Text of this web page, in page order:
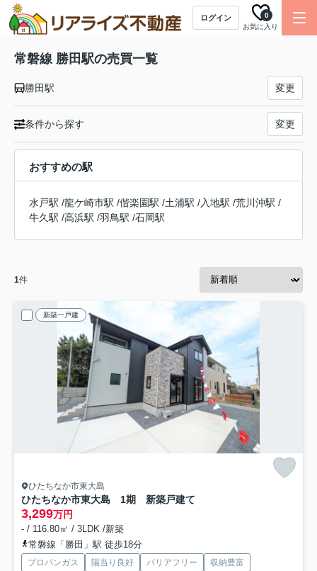
ログイン
お気に入り
0
常磐線 勝田駅の売買一覧
勝田駅 変更
条件から探す 変更
おすすめの駅
水戸駅 /龍ケ崎市駅 /偕楽園駅 /土浦駅 /入地駅 /荒川沖駅 /
牛久駅 /高浜駅 /羽鳥駅 /石岡駅
1件
新築一戸建
ひたちなか市東大島
ひたちなか市東大島 1期 新築戸建て
3,299万円
- / 116.80㎡ / 3LDK /新築
常磐線「勝田」駅 徒歩18分
プロパンガス 陽当り良好 バリアフリー
収納豊富